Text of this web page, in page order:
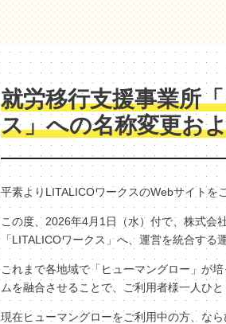
就労移行支援事業所
ス」への名称変更お
平素よりLITALICOワークスのWebサイトを
この度、2026年4月1日（水）付で、株式会
「LITALICOワークス」へ、運営を統合する
これまで各地域で「ヒューマングロー」が
ムを融合させることで、ご利用者様一人ひ
現在ヒューマングローをご利用中の方、な